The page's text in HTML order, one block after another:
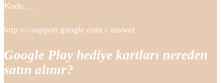
Kodu …
http s://support.google.com › answer
Google Play hediye kartları nereden
satın alınır?